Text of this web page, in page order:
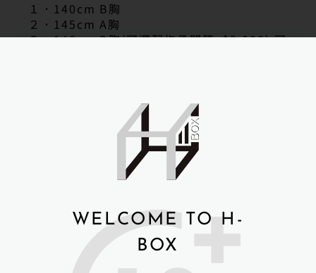
１．140cm B胸
２．145cm A胸
３．148cm D胸(可選配指骨關節+$3,000) 可
７・168cm C胸(可選配指骨關節+$3,000)
WELCOME TO H-
BOX